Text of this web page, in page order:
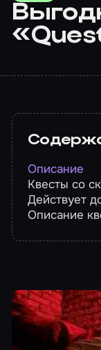
Описание
Квесты со
Действует
Описание